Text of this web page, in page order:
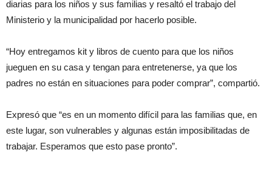
diarias para los niños y sus familias y resaltó el trabajo del
Ministerio y la municipalidad por hacerlo posible.
“Hoy entregamos kit y libros de cuento para que los niños
jueguen en su casa y tengan para entretenerse, ya que los
padres no están en situaciones para poder comprar”, compartió.
Expresó que “es en un momento difícil para las familias que, en
este lugar, son vulnerables y algunas están imposibilitadas de
trabajar. Esperamos que esto pase pronto”.